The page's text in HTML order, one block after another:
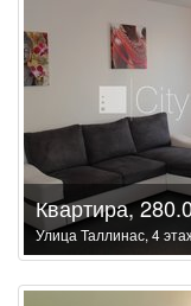
Квартира,
Улица Таллинас, 4